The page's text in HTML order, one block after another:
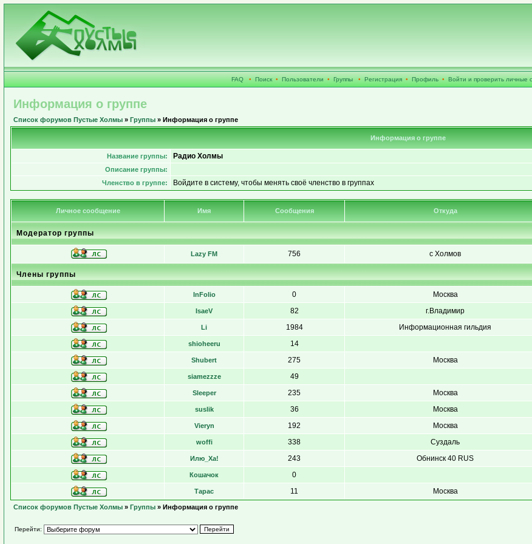
FAQ • Поиск • Пользователи • Группы • Регистрация • Профиль • Войти и проверить личные
Информация о группе
Список форумов Пустые Холмы » Группы » Информация о группе
Информация о группе
Название группы: Радио Холмы
Описание группы:
Членство в группе:
Войдите в систему, чтобы менять своё членство в группах
Личное сообщение Имя Сообщения Откуда
Модератор группы
Lazy FM 756 с Холмов
Члены группы
InFolio 0 Москва
IsaeV 82 г.Владимир
Li 1984 Информационная гильдия
shioheeru 14
Shubert 275 Москва
siamezzze 49
Sleeper 235 Москва
suslik 36 Москва
Vieryn 192 Москва
woffi 338 Суздаль
Илю_Ха! 243 Обнинск 40 RUS
Кошачок 0
Тарас 11 Москва
Список форумов Пустые Холмы » Группы » Информация о группе
Перейти: